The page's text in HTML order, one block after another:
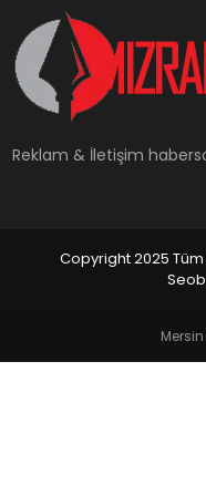
YAŞAM
Reklam & İletişim
Copyright 2025 Tüm